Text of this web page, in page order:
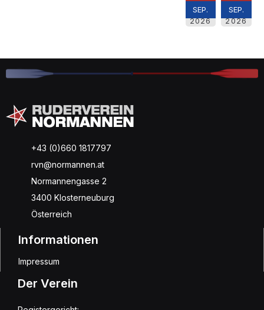
SEP.
2026
SEP.
2026
+43 (0)660 1817797
rvn@normannen.at
Normannengasse 2
3400 Klosterneuburg
Österreich
Informationen
Impressum
Der Verein